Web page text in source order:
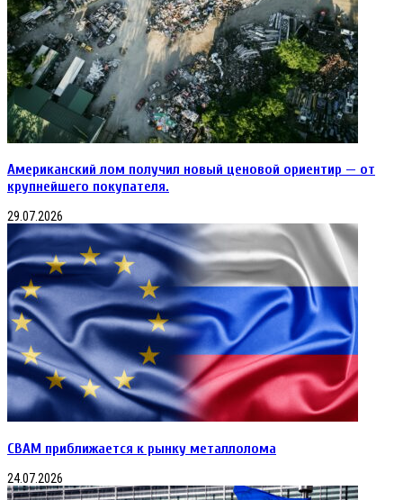
Американский лом получил новый ценовой ориентир — от
крупнейшего покупателя.
29.07.2026
CBAM приближается к рынку металлолома
24.07.2026